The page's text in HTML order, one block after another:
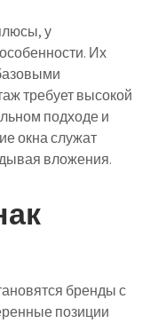
у
Их
требует высокой
подходе и
окна служат
вложения.
бренды с
позиции